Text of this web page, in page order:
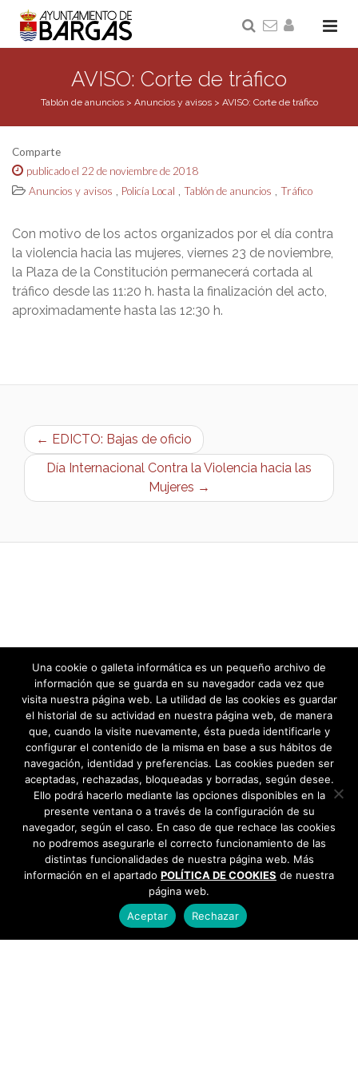
AVISO: Corte de tráfico
Tablón de anuncios> Anuncios y avisos> AVISO: Corte de tráfico
Comparte
publicado el 22 de noviembre de 2018
Anuncios y avisos , Policía Local , Tablón de anuncios , Tráfico
Con motivo de los actos organizados por el día contra
la violencia hacia las mujeres, viernes 23 de noviembre,
la Plaza de la Constitución permanecerá cortada al
tráfico desde las 11:20 h. hasta la finalización del acto,
aproximadamente hasta las 12:30 h.
← EDICTO: Bajas de oficio
Día Internacional Contra la Violencia hacia las
Mujeres →
Una cookie o galleta informática es un pequeño archivo de
información que se guarda en su navegador cada vez que
visita nuestra página web. La utilidad de las cookies es guardar
el historial de su actividad en nuestra página web, de manera
que, cuando la visite nuevamente, ésta pueda identificarle y
configurar el contenido de la misma en base a sus hábitos de
navegación, identidad y preferencias. Las cookies pueden ser
aceptadas, rechazadas, bloqueadas y borradas, según desee.
Ello podrá hacerlo mediante las opciones disponibles en la
presente ventana o a través de la configuración de su
navegador, según el caso. En caso de que rechace las cookies
no podremos asegurarle el correcto funcionamiento de las
distintas funcionalidades de nuestra página web. Más
información en el apartado POLÍTICA DE COOKIES de nuestra
página web.
Aceptar
Rechazar